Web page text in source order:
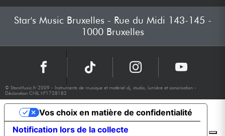
Star's Music Bruxelles - Rue du Midi 143-145 -
1000 Bruxelles
© StarsMusic.fr 2009 - Instruments de musique et matériel dj, studio, lumière et sonorisation -
Déclaration CNIL N°1728182
Notification lors de la collecte
Vos choix en matière de confidentialité